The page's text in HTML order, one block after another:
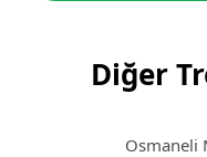
Diğer
Osmaneli